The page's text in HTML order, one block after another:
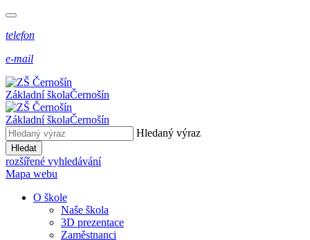
telefon
e-mail
Základní školaČernošín
Základní školaČernošín
Hledaný výraz
Hledat
rozšířené vyhledávání
Mapa webu
O škole
Naše škola
3D prezentace
Zaměstnanci